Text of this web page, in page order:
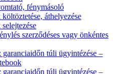
fénymásoló
áthelyezése
szerződéses vagy önkéntes
garanciaidőn túli ügyintézése –
garanciaidőn túli ügyintézése –